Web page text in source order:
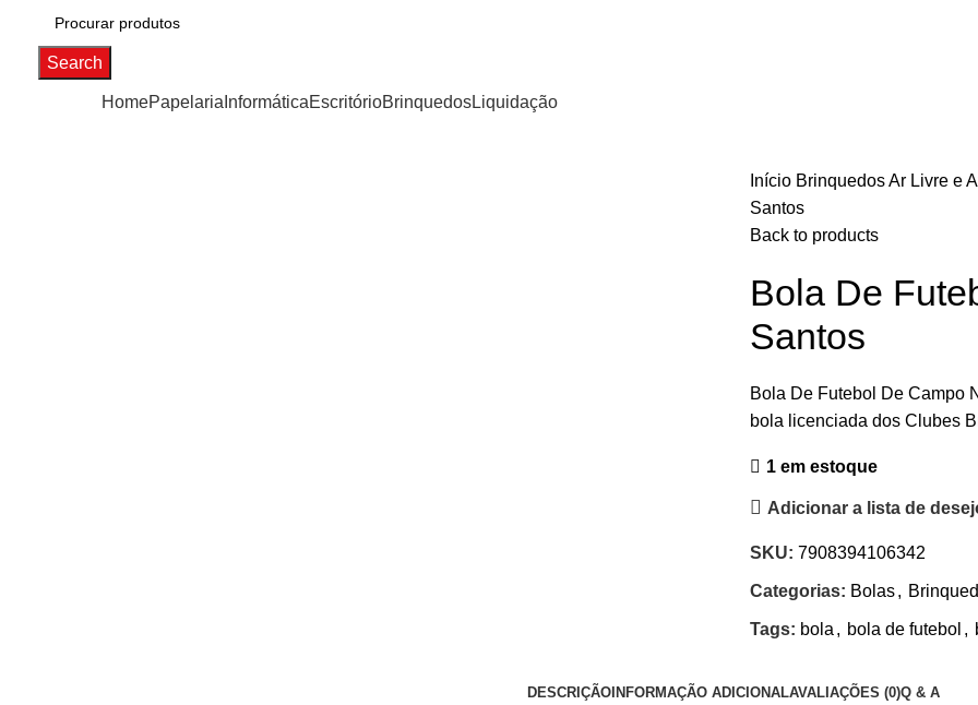
Search
HomePapelaria InformáticaEscritórioBrinquedosLiquidação
Início BrinquedosAr Livre e
Santos
Back to products
Bola De
Santos
Bola De Futebol De Campo
bola licenciada dos Clubes
1 em estoque
Adicionar a lista de
SKU: 7908394106342
Categorias: Bolas,
Tags: bola , bola de futebol ,
DESCRIÇÃO INFORMAÇÃO ADICIONALAVALIAÇÕES (0)Q & A